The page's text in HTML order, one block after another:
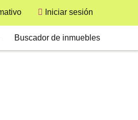
User
Iniciar sesión
Buscador de inmuebles